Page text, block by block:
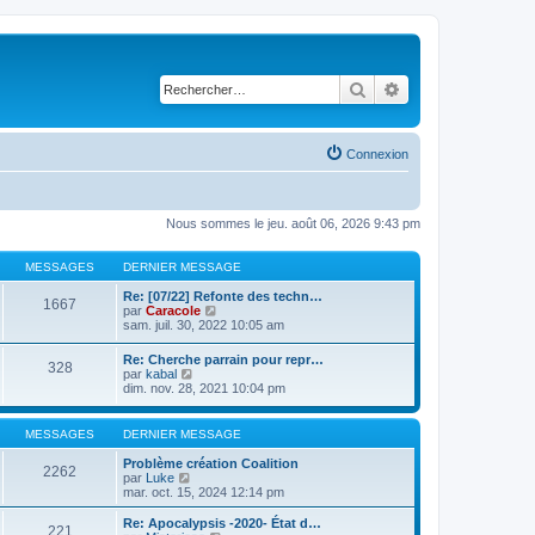
Rechercher
Connexion
Nous sommes le jeu. août 06, 2026 9:43 pm
MESSAGES DERNIER MESSAGE
1667
Re: [07/22] Refonte des techn…
par Caracole
o
u
l
t
e
r
l
e
d
r
n
i
sam. juil. 30, 2022 10:05 am
328
Re: Cherche parrain pour repr…
par kabal
o
s
u
t
e
r
d
dim. nov. 28, 2021 10:04 pm
MESSAGES DERNIER MESSAGE
2262
Problème création Coalition
par Luke
o
n
s
mar. oct. 15, 2024 12:14 pm
221
Re: Apocalypsis -2020- État d…